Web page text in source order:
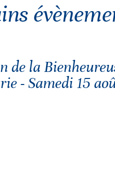
de la
- Samedi 15